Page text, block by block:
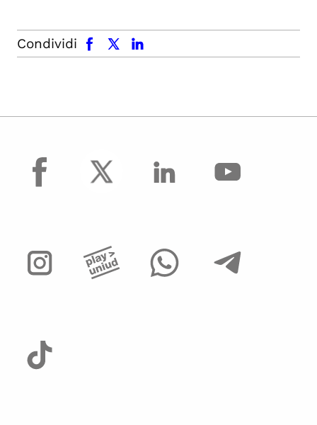
Condividi
facebook x.com linkedin
facebook